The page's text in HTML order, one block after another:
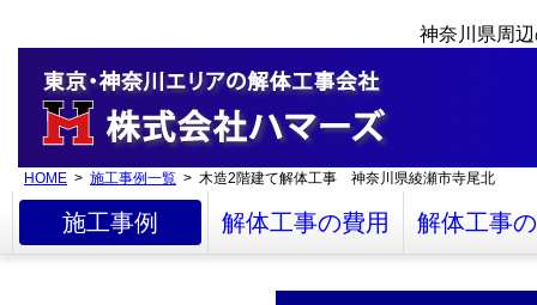
神奈川県周
HOME > 施工事例一覧 > 木造2階建て解体工事 神奈川県綾瀬市寺尾北
施工事例 解体工事の費用 解体工事